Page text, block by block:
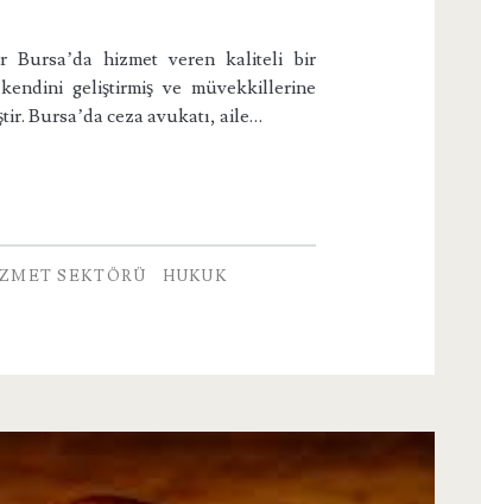
Bursa’da hizmet veren kaliteli bir
geliştirmiş ve müvekkillerine
Bursa’da ceza avukatı, aile…
SEKTÖRÜ HUKUK